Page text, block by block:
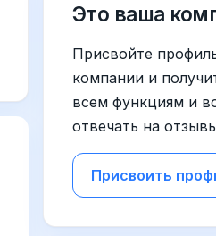
Это ваша
Присвойте
компании и
всем функциям и
отвечать на
Присвоить